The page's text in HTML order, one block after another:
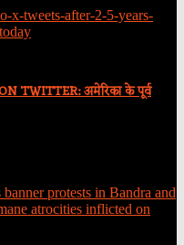
TWITTER: अमेरिका के पूर्व